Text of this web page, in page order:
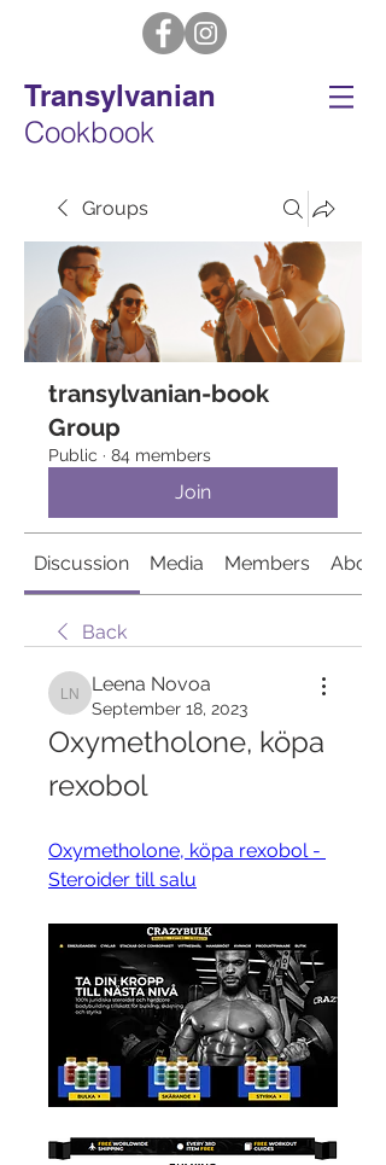
Transylvanian
Cookbook
Groups
transylvanian-book
Group
Public · 84 members
Join
Discussion Media Members About
Back
Leena Novoa
Leena Novoa
September 18, 2023
Oxymetholone, köpa
rexobol
Oxymetholone, köpa rexobol -
Steroider till salu